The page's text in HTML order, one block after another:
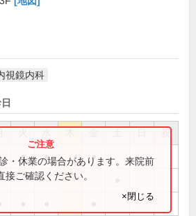
視鏡内科
祝
● ● ●
・休業の場合があります。来院前
ご確認ください。
×閉じる